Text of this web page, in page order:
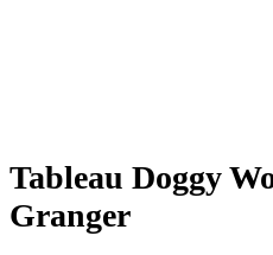
Tableau Doggy
Granger